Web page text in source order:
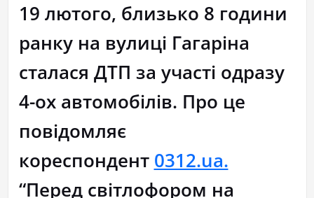
19 лютого, близько 8 години
ранку на вулиці Гагаріна
сталася ДТП за участі одразу
4-ох автомобілів. Про це
повідомляє
кореспондент 0312.ua.
“Перед світлофором на